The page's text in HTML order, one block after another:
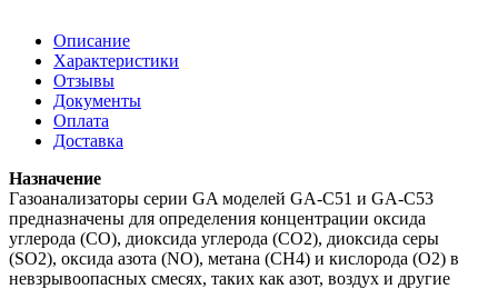
Описание
Характеристики
Отзывы
Документы
Оплата
Доставка
Назначение
Газоанализаторы серии GA моделей GA-C51 и GA-C53
предназначены для определения концентрации оксида
углерода (CO), диоксида углерода (CO2), диоксида серы
(SO2), оксида азота (NO), метана (CH4) и кислорода (O2) в
невзрывоопасных смесях, таких как азот, воздух и другие